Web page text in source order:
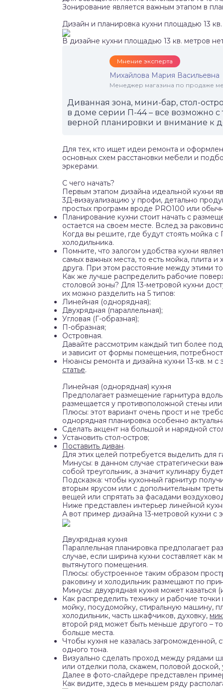
Зонирование является важным этапом в
Дизайн и планировка кухни площадью 13
В дизайне кухни площадью 13 кв. метров
Мнение эксперта
Михайлова Мария Васильевна
Менеджер магазина по продаже
Диванная зона, мини-бар, стол-
в доме серии П-44 – все возможно с
верной планировки и внимание к
Для тех, кто ищет идеи ремонта и
основных схем расстановки мебели и
эркерами.
С чего начать?
Первым этапом дизайна идеальной кухни
3Д-визауализацию у профи, детально
простых программ вроде PRO100 или
Планирование кухни стоит начать с
остается на своем месте. Вслед за
Когда вы решите, где будут стоять мойка
холодильника.
Помните, что залогом удобства кухни
самых важных места, то есть мойка, плита
друга. При этом расстояние между этими
Как же лучше распределить рабочие
столовой зоны? Для 13-метровой кухни
их можно разделить на 5 типов:
Линейная (однорядная);
Двухрядная (параллельная);
Угловая (Г-образная);
П-образная;
Островная.
Давайте рассмотрим каждый тип более
и зависит от формы помещения,
Нюансы ремонта и дизайна кухни 13-кв. м
статье.
Линейная (однорядная) кухня
Предполагает размещение гарнитура
размещается у противоположной стены
Плюсы: этот вариант очень прост и не
однорядная планировка особенно
Сделать акцент на большой и нарядной
Установить стол-остров;
Поставить диван.
Для этих целей потребуется выделить для
Минусы: в данном случае стратегически
собой треугольник, а значит кулинару
Подсказка: чтобы кухонный гарнитур
вторым ярусом или с дополнительным
вещей или спрятать за фасадами
Ниже представлен интерьер линейной
А вот пример дизайна 13-метровой кухни
Двухрядная кухня
Параллельная планировка предполагает
случае, если ширина кухни составляет
вытянутого помещения.
Плюсы: обустроенное таким образом
раковину и холодильник размещают по
Минусы: двухрядная кухня может
Как распределить технику и рабочие
мойку, посудомойку, стиральную машину,
холодильник, часть шкафчиков, духовку,
второй ряд может быть меньше другого –
больше места.
Чтобы кухня не казалась
одного тона.
Визуально сделать проход между
или отделки пола, скажем, половой
Далее в фото-слайдере представлен
Как видите, здесь в меньшем ряду